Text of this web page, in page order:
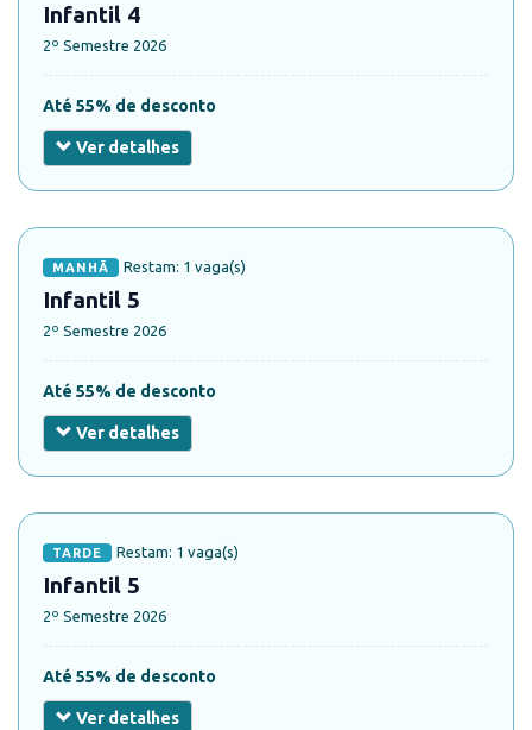
Infantil 4
2º Semestre 2026
Até 55% de desconto
Ver detalhes
MANHÃ Restam: 1 vaga(s)
Infantil 5
2º Semestre 2026
Até 55% de desconto
Ver detalhes
TARDE Restam: 1 vaga(s)
Infantil 5
2º Semestre 2026
Até 55% de desconto
Ver detalhes